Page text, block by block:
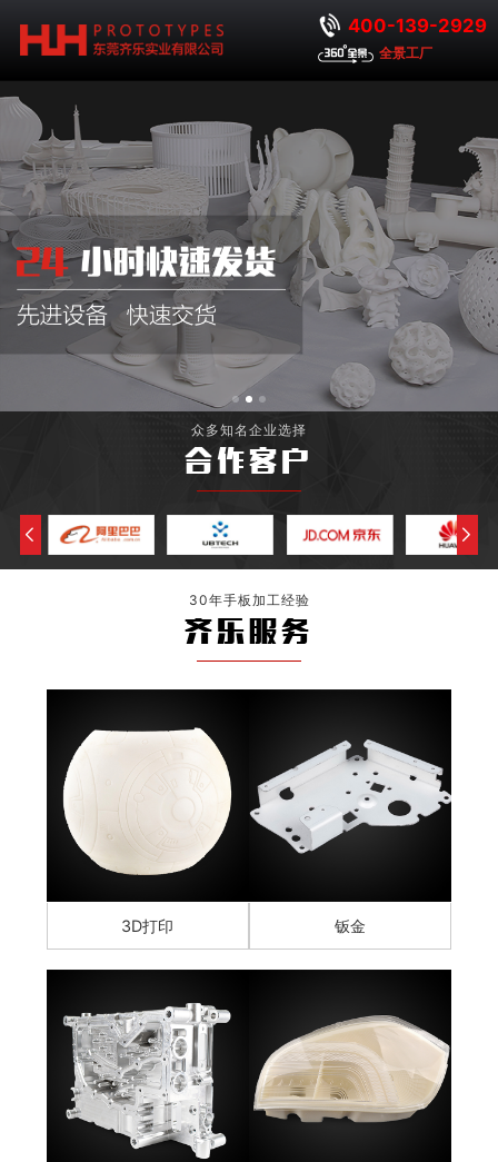
400-139-2929
全景工厂
众多知名企业选择
合作客户
30年手板加工经验
齐乐服务
3D打印 钣金